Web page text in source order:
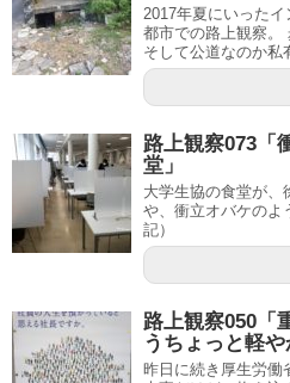
2017年夏にいった
都市での路上観察。
そして公道なのか私
路上観察073「
堂」
大学生協の食堂が、
や、衝立オバケのよ
記）
路上観察050「
うちょっと軽
昨日に続き厚生労働